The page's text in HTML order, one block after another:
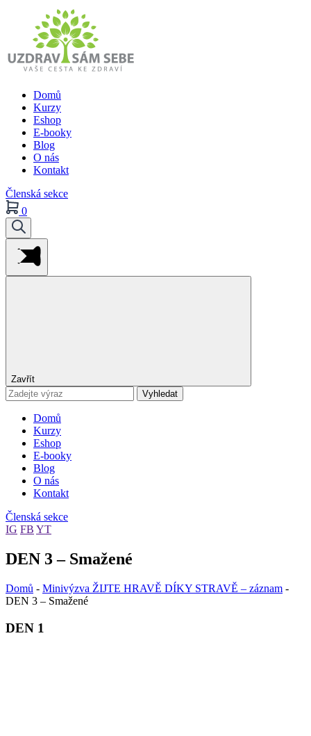
Domů
Kurzy
Eshop
E-booky
Blog
O nás
Kontakt
Členská sekce
0
Zavřít
Vyhledat
Domů
Kurzy
Eshop
E-booky
Blog
O nás
Kontakt
Členská sekce
IG FB YT
DEN 3 – Smažené
Domů - Minivýzva ŽIJTE HRAVĚ DÍKY STRAVĚ – záznam -
DEN 3 – Smažené
DEN 1